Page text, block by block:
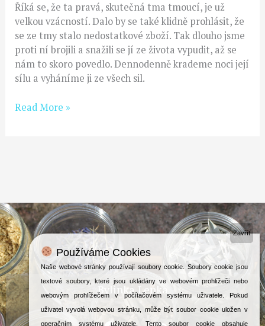
Říká se, že ta pravá, skutečná tma tmoucí, je už
velkou vzácností. Dalo by se také klidně prohlásit, že
se ze tmy stalo nedostatkové zboží. Tak dlouho jsme
proti ní brojili a snažili se jí ze života vypudit, až se
nám to skoro povedlo. Dennodenně krademe noci její
sílu a vyháníme ji ze všech sil.
Read More »
Bylinka Lenka
Zavřít
Používáme Cookies
Naše webové stránky používají soubory cookie. Soubory cookie jsou
textové soubory, které jsou ukládány ve webovém prohlížeči nebo
webovým prohlížečem v počítačovém systému uživatele. Pokud
uživatel vyvolá webovou stránku, může být soubor cookie uložen v
operačním systému uživatele. Tento soubor cookie obsahuje